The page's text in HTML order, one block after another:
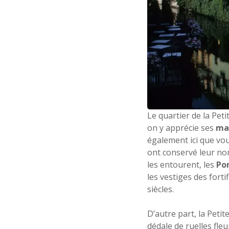
Le quartier de la
on y apprécie ses
également ici que
ont conservé leur
les entourent, les
les vestiges des
siècles.
D’autre part, la
dédale de ruelles